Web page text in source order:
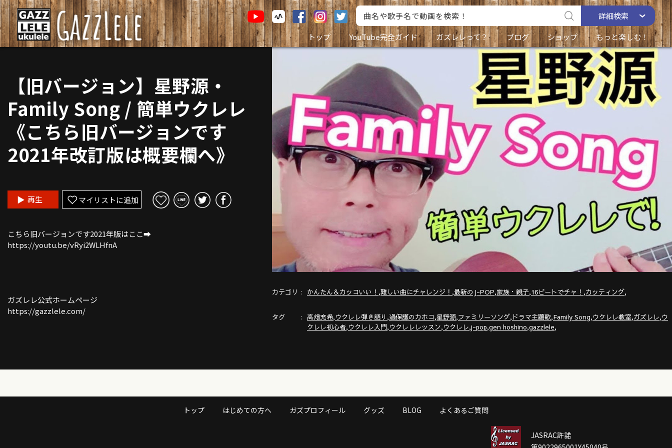
詳細検索
トップ
YouTube完全ガイド ガズレレって？ ブログ ショップ もっと楽しむ！
カテゴリ かんたん＆カッコいい！ ,難しい曲にチャレンジ！ ,最新のJ-POP,家族・親子,16ビートでチャ！ ,カッティング,
タグ 高畑充希,ウクレレ弾き語り ,過保護のカホコ,星野源,ファミリーソング, ドラマ主題歌,Family Song,ウクレレ教室,ガズレレ,ウ
クレレ初心者,ウクレレ入門,ウクレレレッスン,ウクレレ,j-pop,gen hoshino,gazzlele,
【旧バージョン】星野源・
Family Song / 簡単ウクレレ
《こちら旧バージョンです
2021年改訂版は概要欄へ》
再生 マイリストに追加
こちら旧バージョンです2021年版はここ➡︎
https://youtu.be/vRyi2WLHfnA
ガズレレ公式ホームページ
https://gazzlele.com/
トップ はじめての方へ ガズプロフィール グッズ BLOG よくあるご質問
JASRAC許諾